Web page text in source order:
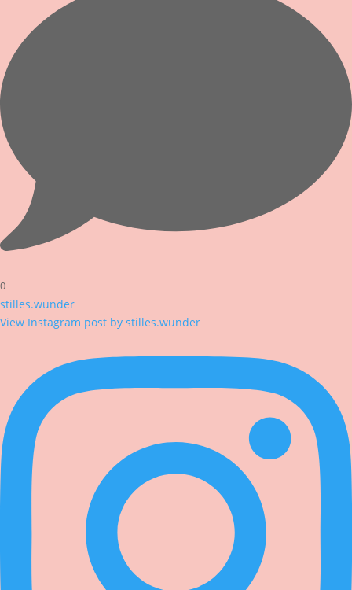
0
stilles.wunder
View Instagram post by stilles.wunder